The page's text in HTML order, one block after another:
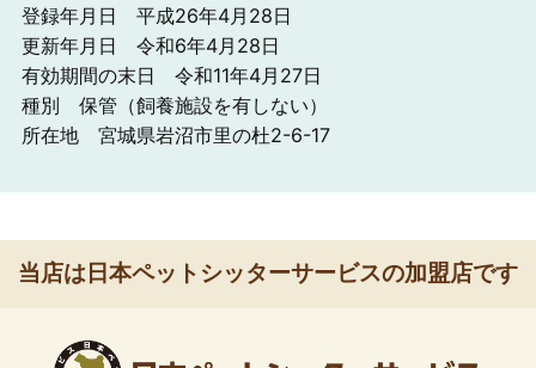
登録年月日 平成26年4月28日
更新年月日 令和6年4月28日
有効期間の末日 令和11年4月27日
種別 保管（飼養施設を有しない）
所在地 宮城県岩沼市里の杜2-6-17
当店は日本ペットシッターサービスの加盟店です